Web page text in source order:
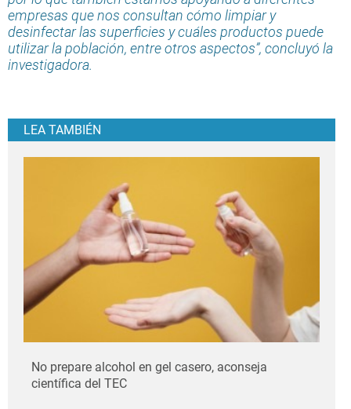
empresas que nos consultan cómo limpiar y
desinfectar las superficies y cuáles productos puede
utilizar la población, entre otros aspectos”, concluyó la
investigadora.
LEA TAMBIÉN
No prepare alcohol en gel casero, aconseja
científica del TEC